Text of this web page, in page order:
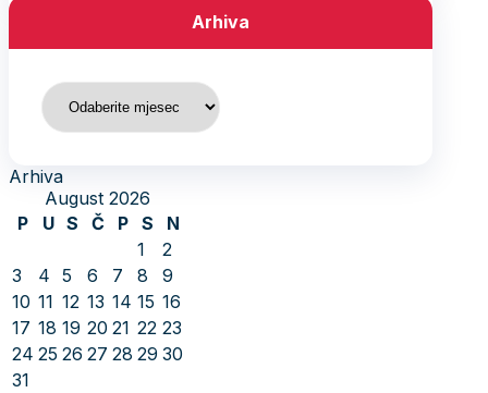
Arhiva
Arhiva
Arhiva
August 2026
P
U S Č P S
N
1
2
3
4 5 6 7 8
9
10 11 12 13 14 15 16
17 18 19 20 21 22 23
24 25 26 27 28 29 30
31